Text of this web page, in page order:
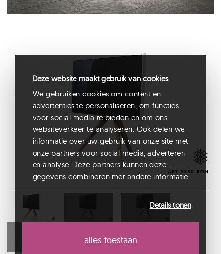
Deze website maakt gebruik van cookies
We gebruiken cookies om content en
advertenties te personaliseren, om functies
voor social media te bieden en om ons
websiteverkeer te analyseren. Ook delen we
informatie over uw gebruik van onze site met
onze partners voor social media, adverteren
en analyse. Deze partners kunnen deze
gegevens combineren met andere informatie
die u aan ze heeft verstrekt of die ze hebben
verzameld op basis van uw gebruik van hun
services.
Details tonen
alles toestaan